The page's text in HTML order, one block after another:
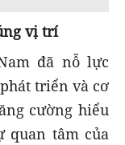
vị trí
đã nỗ lực
triển và cơ
cường hiểu
quan tâm của